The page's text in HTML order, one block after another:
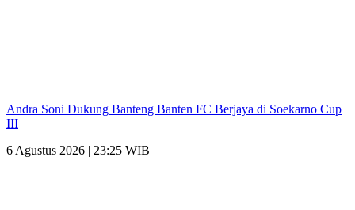
Andra Soni Dukung Banteng Banten FC Berjaya di Soekarno Cup
III
6 Agustus 2026 | 23:25 WIB